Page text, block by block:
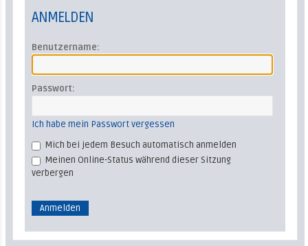
ANMELDEN
Benutzername:
Passwort:
Ich habe mein Passwort vergessen
Mich bei jedem Besuch automatisch anmelden
Meinen Online-Status während dieser Sitzung
verbergen